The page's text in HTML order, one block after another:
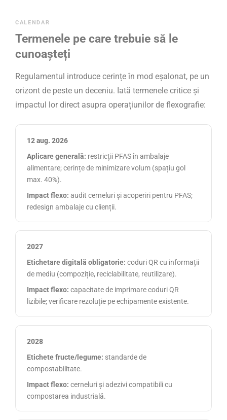
CALENDAR
Termenele pe care trebuie să le
cunoașteți
Regulamentul introduce cerințe în mod eșalonat, pe un
orizont de peste un deceniu. Iată termenele critice și
impactul lor direct asupra operațiunilor de flexografie:
12 aug. 2026
Aplicare generală: restricții PFAS în ambalaje
alimentare; cerințe de minimizare volum (spațiu gol
max. 40%).
Impact flexo: audit cerneluri și acoperiri pentru PFAS;
redesign ambalaje cu clienții.
2027
Etichetare digitală obligatorie: coduri QR cu informații
de mediu (compoziție, reciclabilitate, reutilizare).
Impact flexo: capacitate de imprimare coduri QR
lizibile; verificare rezoluție pe echipamente existente.
2028
Etichete fructe/legume: standarde de
compostabilitate.
Impact flexo: cerneluri și adezivi compatibili cu
compostarea industrială.